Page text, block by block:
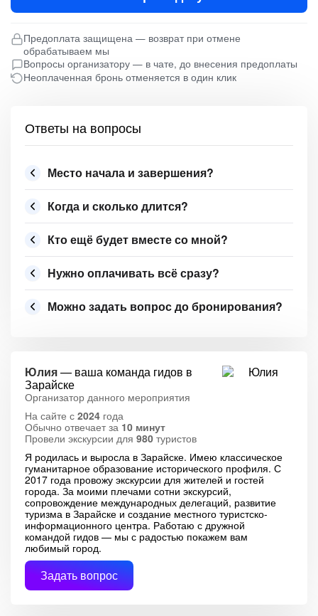
Предоплата защищена — возврат при отмене
обрабатываем мы
Вопросы организатору — в чате, до внесения предоплаты
Неоплаченная бронь отменяется в один клик
Ответы на вопросы
Место начала и завершения?
Когда и сколько длится?
Кто ещё будет вместе со мной?
Нужно оплачивать всё сразу?
Можно задать вопрос до бронирования?
Юлия— ваша команда гидов в
Зарайске
Организатор данного мероприятия
На сайте с 2024 года
Обычно отвечает за 10 минут
Провели экскурсии для 980 туристов
Я родилась и выросла в Зарайске. Имею классическое
гуманитарное образование исторического профиля. С
2017 года провожу экскурсии для жителей и гостей
города. За моими плечами сотни экскурсий,
сопровождение международных делегаций, развитие
туризма в Зарайске и создание местного туристско-
информационного центра. Работаю с дружной
командой гидов — мы с радостью покажем вам
любимый город.
Задать вопрос